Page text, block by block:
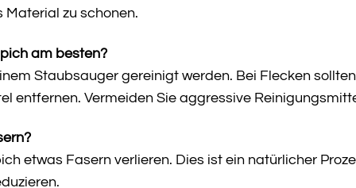
Material zu schonen.
am besten?
Staubsauger gereinigt werden. Bei Flecken
entfernen. Vermeiden Sie aggressive
etwas Fasern verlieren. Dies ist ein natürlicher